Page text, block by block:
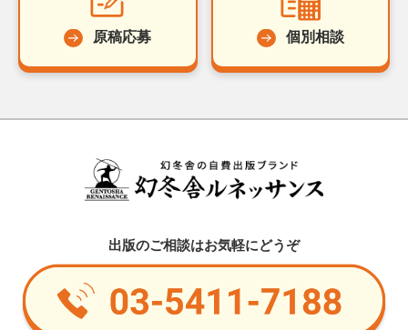
原稿応募 個別相談
出版のご相談はお気軽にどうぞ